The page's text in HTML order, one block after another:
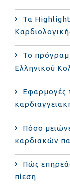
Τα
Το
Ελληνικού
Εφαρμογές
Πόσο
καρδιακών
Πώς
πίεση